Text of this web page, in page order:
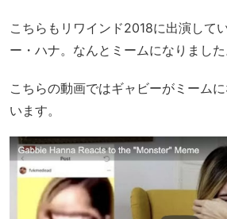
こちらもリワインド2018に出演して
ー・ハナ。なんとミームになりました
こちらの動画ではギャビーがミーム
います。